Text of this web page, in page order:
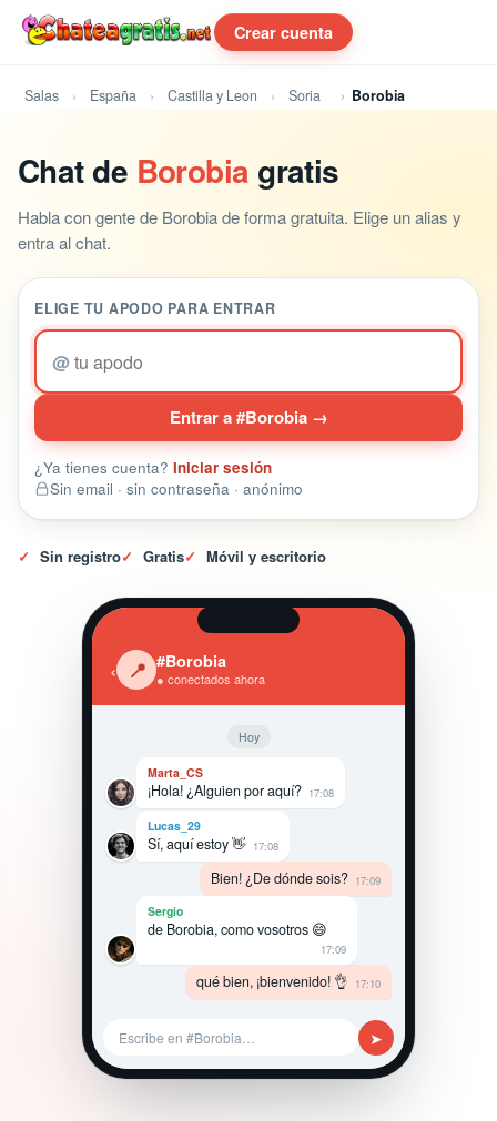
Crear cuenta
Salas España Castilla y Leon Soria Borobia
Chat de Borobia gratis
Habla con gente de Borobia de forma gratuita. Elige un alias y
entra al chat.
ELIGE TU APODO PARA ENTRAR
@
Entrar a #Borobia →
¿Ya tienes cuenta? Iniciar sesión
Sin email · sin contraseña · anónimo
✓ Sin registro✓ Gratis✓ Móvil y escritorio
‹ 📍 #Borobia
● conectados ahora
Hoy
Marta_CS
¡Hola! ¿Alguien por aquí? 17:08
Lucas_29
Sí, aquí estoy 👋 17:08
Bien! ¿De dónde sois? 17:09
Sergio
de Borobia, como vosotros 😄
17:09
qué bien, ¡bienvenido! 👌 17:10
Escribe en #Borobia… ➤